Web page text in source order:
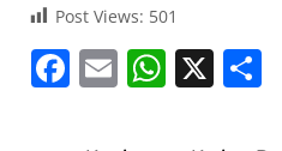
Post Views: 501
F E W X